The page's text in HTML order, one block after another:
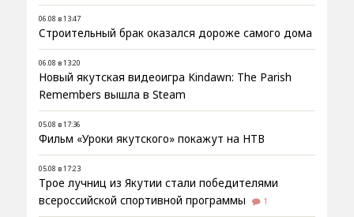
06.08 в 13:47
Строительный брак оказался дороже самого дома
06.08 в 13:20
Новый якутская видеоигра Kindawn: The Parish
Remembers вышла в Steam
05.08 в 17:36
Фильм «Уроки якутского» покажут на НТВ
05.08 в 17:23
Трое лучниц из Якутии стали победителями
всероссийской спортивной программы
1